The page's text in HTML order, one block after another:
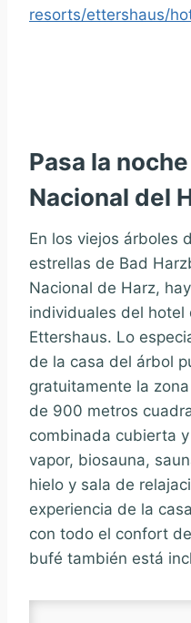
resorts/ettershaus/
Pasa la
Nacional del
En los viejos árboles
estrellas de Bad
Nacional de Harz,
individuales del hotel
Ettershaus. Lo
de la casa del árbol
gratuitamente la
de 900 metros
combinada cubierta
vapor, biosauna,
hielo y sala de
experiencia de la
con todo el confort
bufé también está